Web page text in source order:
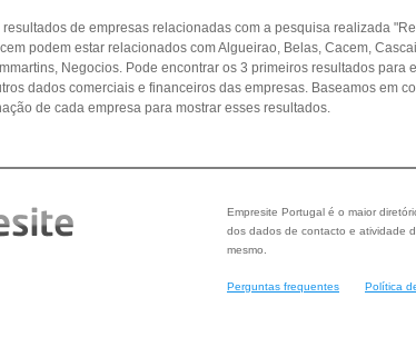
resultados de empresas relacionadas com a pesquisa realizada
podem estar relacionados com Algueirao, Belas, Cacem,
Negocios. Pode encontrar os 3 primeiros resultados para
dados comerciais e financeiros das empresas. Baseamos em
de cada empresa para mostrar esses resultados.
Empresite Portugal é o maior
dos dados de contacto e atividade
mesmo.
Perguntas frequentes Política